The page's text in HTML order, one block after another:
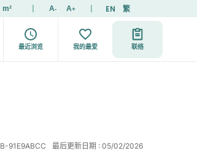
m² A- A+ EN 繁
最近浏览 我的最爱 联络
B-91E9ABCC 最后更新日期 : 05/02/2026